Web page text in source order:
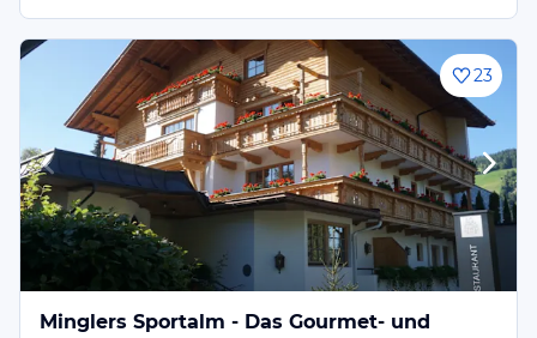
23
Minglers Sportalm - Das Gourmet- und